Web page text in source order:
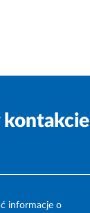
kontakcie
informacje o